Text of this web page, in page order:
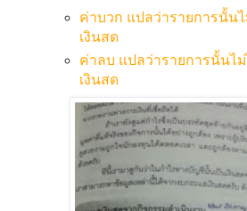
ค่าบวก แปลว่ารายการนั้นไ
เงินสด
ค่าลบ แปลว่ารายการนั้นไ
เงินสด